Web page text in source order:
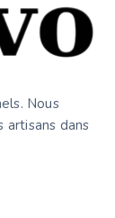
Nous
artisans dans